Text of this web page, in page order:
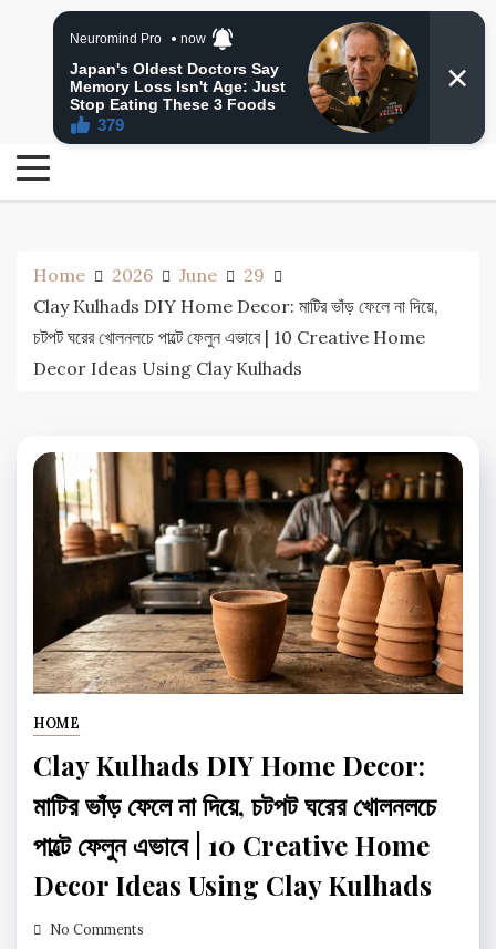
24 Ghanta Bangla News
24 Ghanta Bengali News
Home 2026 June
29
Clay Kulhads DIY Home Decor: মাটির ভাঁড় ফেলে না দিয়ে,
চটপট ঘরের খোলনলচে পাল্টে ফেলুন এভাবে | 10 Creative Home
Decor Ideas Using Clay Kulhads
HOME
Clay Kulhads DIY Home Decor:
মাটির ভাঁড় ফেলে না দিয়ে, চটপট ঘরের খোলনলচে
পাল্টে ফেলুন এভাবে | 10 Creative Home
Decor Ideas Using Clay Kulhads
No Comments